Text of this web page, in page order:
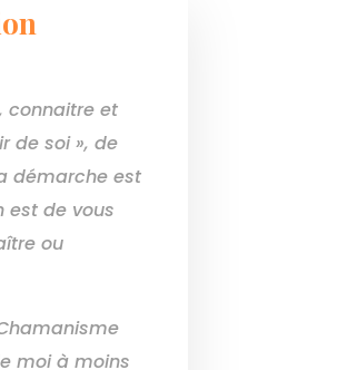
connaitre et
de soi », de
démarche est
est de vous
ou
moi à moins